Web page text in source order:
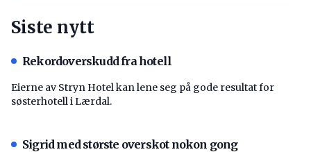
Siste nytt
Rekordoverskudd fra hotell
Eierne av Stryn Hotel kan lene seg på gode resultat for
søsterhotell i Lærdal.
Sigrid med største overskot nokon gong